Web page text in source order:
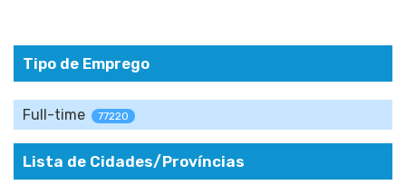
Tipo de Emprego
Full-time 77220
Lista de Cidades/Províncias